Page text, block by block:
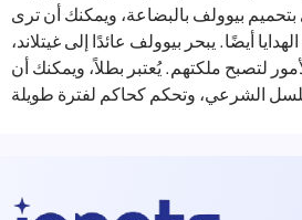
بيوولف بالبضاعة، ويمكنك أن ترى
أيضًا. يبحر بيوولف عائدًا إلى غيتلاند،
لتصبح ملكتهم. يُعتبر بطلاً، ويمكنك أن